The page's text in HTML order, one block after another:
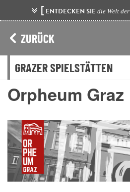
[ ENTDECKEN SIE die Welt der
ZURÜCK
GRAZER SPIELSTÄTTEN
Orpheum Graz